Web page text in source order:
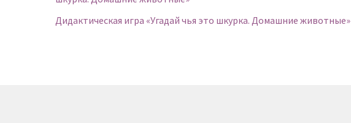
Дидактическая игра «Угадай чья это шкурка. Домашние животные»